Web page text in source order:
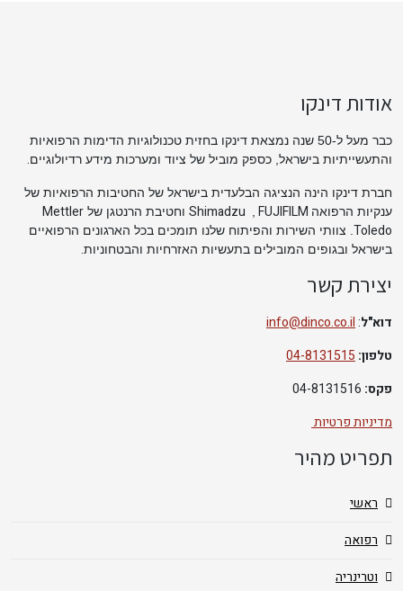
אודות דינקו
כבר מעל ל-50 שנה נמצאת דינקו בחזית טכנולוגיות הדימות הרפואיות
והתעשייתיות בישראל, כספק מוביל של ציוד ומערכות מידע רדיולוגיים.
חברת דינקו הינה הנציגה הבלעדית בישראל של החטיבות הרפואיות של
ענקיות הרפואה FUJIFILM
Shimadzu וחטיבת הרנטגן של Mettler
Toledo . צוותי השירות והפיתוח שלנו תומכים בכל הארגונים הרפואיים
בישראל ובגופים המובילים בתעשיות האזרחיות והבטחוניות.
יצירת קשר
דוא"ל:
info@dinco.co.il
טלפון: 04-8131515
פקס:
מדיניות פרטיות
תפריט מהיר
ראשי
רפואה
וטרינריה